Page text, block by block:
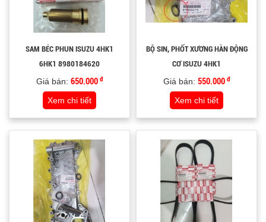
SAM BÉC PHUN ISUZU 4HK1
6HK1 8980184620
Giá bán: 650.000 đ
Xem chi tiết
BỘ SIN, PHỐT XƯƠNG HÀN ĐỘNG
CƠ ISUZU 4HK1
Giá bán: 550.000 đ
Xem chi tiết